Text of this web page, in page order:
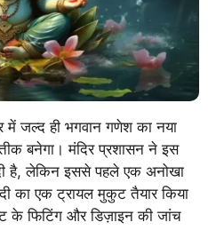
में जल्द ही भगवान गणेश का नया
बनेगा। मंदिर प्रशासन ने इस
है, लेकिन इससे पहले एक अनोखा
का एक ट्रायल मुकुट तैयार किया
के फिटिंग और डिज़ाइन की जांच